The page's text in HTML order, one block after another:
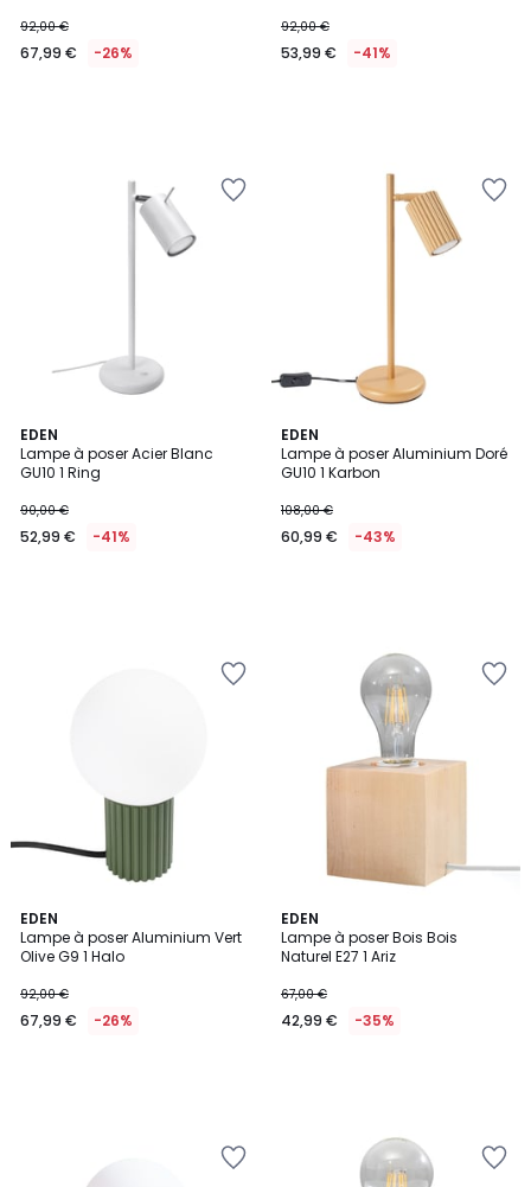
92,00 €
67,99 € -26%
92,00 €
53,99 € -41%
EDEN
Lampe à poser Acier Blanc
GU10 1 Ring
90,00 €
52,99 € -41%
EDEN
Lampe à poser Aluminium Doré
GU10 1 Karbon
108,00 €
60,99 € -43%
EDEN
Lampe à poser Aluminium Vert
Olive G9 1 Halo
92,00 €
67,99 € -26%
EDEN
Lampe à poser Bois Bois
Naturel E27 1 Ariz
67,00 €
42,99 € -35%